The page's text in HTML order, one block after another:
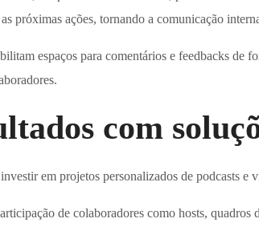
próximas ações, tornando a comunicação
espaços para comentários e feedbacks de
com
em projetos personalizados de podcasts e
de colaboradores como hosts, quadros